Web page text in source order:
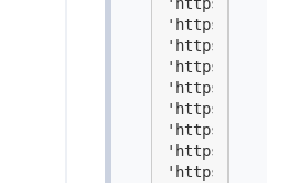
'https://
'https://
'https://
'https://
'https://
'https://
'https://
'https://